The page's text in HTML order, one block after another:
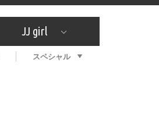
プラ プレゼント
NEW？ 特集
ゼント
恋愛
JJ girl
おしゃラン！
スペシャル